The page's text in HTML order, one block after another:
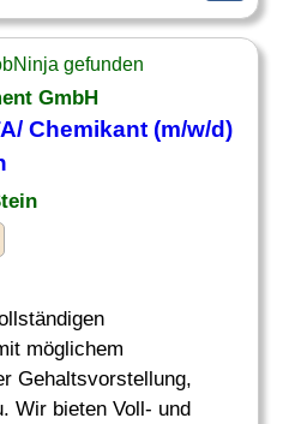
gefunden
GmbH
Chemikant (m/w/d)
möglichem
Gehaltsvorstellung,
Wir bieten Voll- und